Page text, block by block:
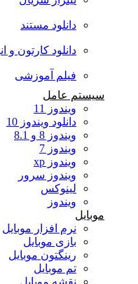
دانلود مستند
دانلود کارتون و انیمیشن
فیلم آموزشی
سیستم عامل
ویندوز 11
دانلود ویندوز 10
ویندوز 8 و 8.1
ویندوز 7
ویندوز xp
ویندوز سرور
لینوکس
ویندوز
نرم افزار موبایل
بازی موبایل
رینگتون موبایل
تم موبایل
نقشه موبایل